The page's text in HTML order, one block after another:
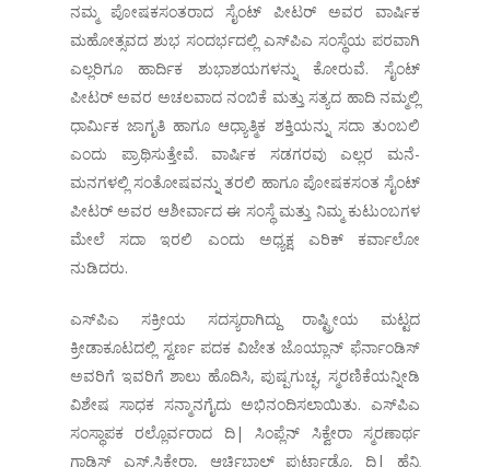
ನಮ್ಮ ಪೋಷಕಸಂತರಾದ ಸೈಂಟ್ ಪೀಟರ್ ಅವರ ವಾರ್ಷಿಕ
ಮಹೋತ್ಸವದ ಶುಭ ಸಂದರ್ಭದಲ್ಲಿ ಎಸ್‌ಪಿಎ ಸಂಸ್ಥೆಯ ಪರವಾಗಿ
ಎಲ್ಲರಿಗೂ ಹಾರ್ದಿಕ ಶುಭಾಶಯಗಳನ್ನು ಕೋರುವೆ. ಸೈಂಟ್
ಪೀಟರ್ ಅವರ ಅಚಲವಾದ ನಂಬಿಕೆ ಮತ್ತು ಸತ್ಯದ ಹಾದಿ ನಮ್ಮಲ್ಲಿ
ಧಾರ್ಮಿಕ ಜಾಗೃತಿ ಹಾಗೂ ಆಧ್ಯಾತ್ಮಿಕ ಶಕ್ತಿಯನ್ನು ಸದಾ ತುಂಬಲಿ
ಎಂದು ಪ್ರಾಥಿಸುತ್ತೇವೆ. ವಾರ್ಷಿಕ ಸಡಗರವು ಎಲ್ಲರ ಮನೆ-
ಮನಗಳಲ್ಲಿ ಸಂತೋಷವನ್ನು ತರಲಿ ಹಾಗೂ ಪೋಷಕಸಂತ ಸೈಂಟ್
ಪೀಟರ್ ಅವರ ಆಶೀರ್ವಾದ ಈ ಸಂಸ್ಥೆ ಮತ್ತು ನಿಮ್ಮ ಕುಟುಂಬಗಳ
ಮೇಲೆ ಸದಾ ಇರಲಿ ಎಂದು ಅಧ್ಯಕ್ಷ ಎರಿಕ್ ಕರ್ವಾಲೋ
ನುಡಿದರು.
ಎಸ್‌ಪಿಎ ಸಕ್ರೀಯ ಸದಸ್ಯರಾಗಿದ್ದು ರಾಷ್ಟ್ರೀಯ ಮಟ್ಟದ
ಕ್ರೀಡಾಕೂಟದಲ್ಲಿ ಸ್ವರ್ಣ ಪದಕ ವಿಜೇತ ಜೊಯ್ಲಾನ್ ಫೆರ್ನಾಂಡಿಸ್
ಅವರಿಗೆ ಇವರಿಗೆ ಶಾಲು ಹೊದಿಸಿ, ಪುಷ್ಪಗುಚ್ಫ, ಸ್ಮರಣಿಕೆಯನ್ನೀಡಿ
ವಿಶೇಷ ಸಾಧಕ ಸನ್ಮಾನಗೈದು ಅಭಿನಂದಿಸಲಾಯಿತು. ಎಸ್‌ಪಿಎ
ಸಂಸ್ಥಾಪಕ ರಲ್ಲೊರ್ವರಾದ ದಿ| ಸಿಂಪ್ಲೆನ್ ಸಿಕ್ವೇರಾ ಸ್ಮರಣಾರ್ಥ
ಗ್ಲಾಡಿಸ್ ಎಸ್.ಸಿಕ್ವೇರಾ, ಆರ್ಚಿಬಾಲ್ಡ್ ಫುರ್ಟಾಡೊ, ದಿ| ಹೆನ್ರಿ